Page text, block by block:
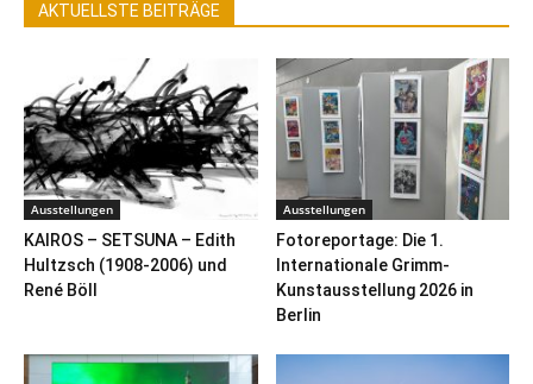
AKTUELLSTE BEITRÄGE
Ausstellungen
KAIROS – SETSUNA – Edith
Hultzsch (1908-2006) und
René Böll
Ausstellungen
Fotoreportage: Die 1.
Internationale Grimm-
Kunstausstellung 2026 in
Berlin